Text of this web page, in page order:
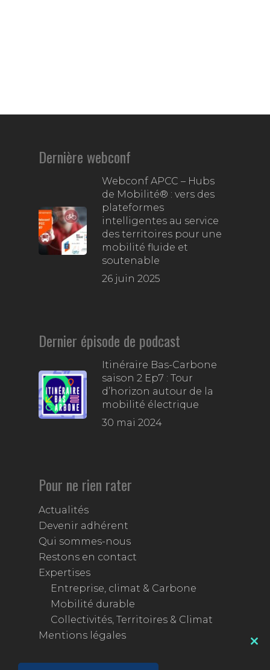
Dernière webconf
Webconf APCC – Hubs
de Mobilité® : vers des
plateformes
intelligentes au service
des territoires pour une
mobilité fluide et
soutenable
26 juin 2025
Dernier épisode de podcast
Itinéraire Bas-Carbone
saison 2 Ep7 : Tour
d’horizon autour de la
mobilité électrique
30 mai 2024
Pour ne rien rater
Actualités
Devenir adhérent
Qui sommes-nous
Restons en contact
Expertises
Entreprise, climat & Carbone
Mobilité durable
Collectivités, Territoires & Climat
Mentions légales